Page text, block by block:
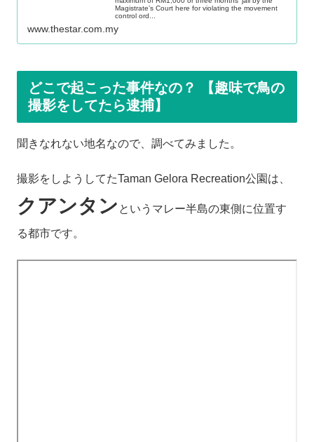
Magistrate’s Court here for violating the movement
control ord...
www.thestar.com.my
どこで起こった事件なの？ 【趣味で鳥の
撮影をしてたら逮捕】
聞きなれない地名なので、調べてみました。
撮影をしようしてたTaman Gelora Recreation公園は、
クアンタン というマレー半島の東側に位置す
る都市です。